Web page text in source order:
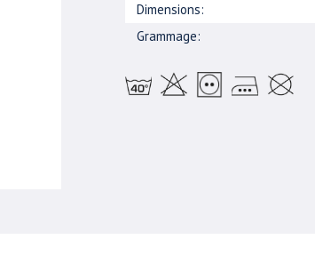
Dimensions:
Grammage: